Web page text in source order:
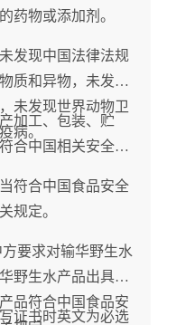
药物或添加剂。
发现中国法律法规
质和异物，未发现
未发现世界动物卫
病。
加工、包装、贮
合中国相关安全卫
符合中国食品安全
规定。
要求对输华野生水
野生水产品出具经
品符合中国食品安
证书时英文为必选